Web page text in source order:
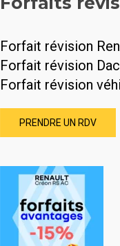
Forfait révision
Forfait révision
Forfait révision
PRENDRE UN RDV